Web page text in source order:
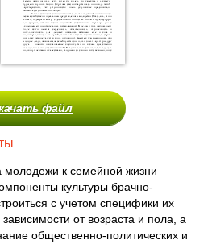
файл
молодежи к семейной жизни
культуры брачно-
с учетом специфики их
от возраста и пола, а
общественно-политических и